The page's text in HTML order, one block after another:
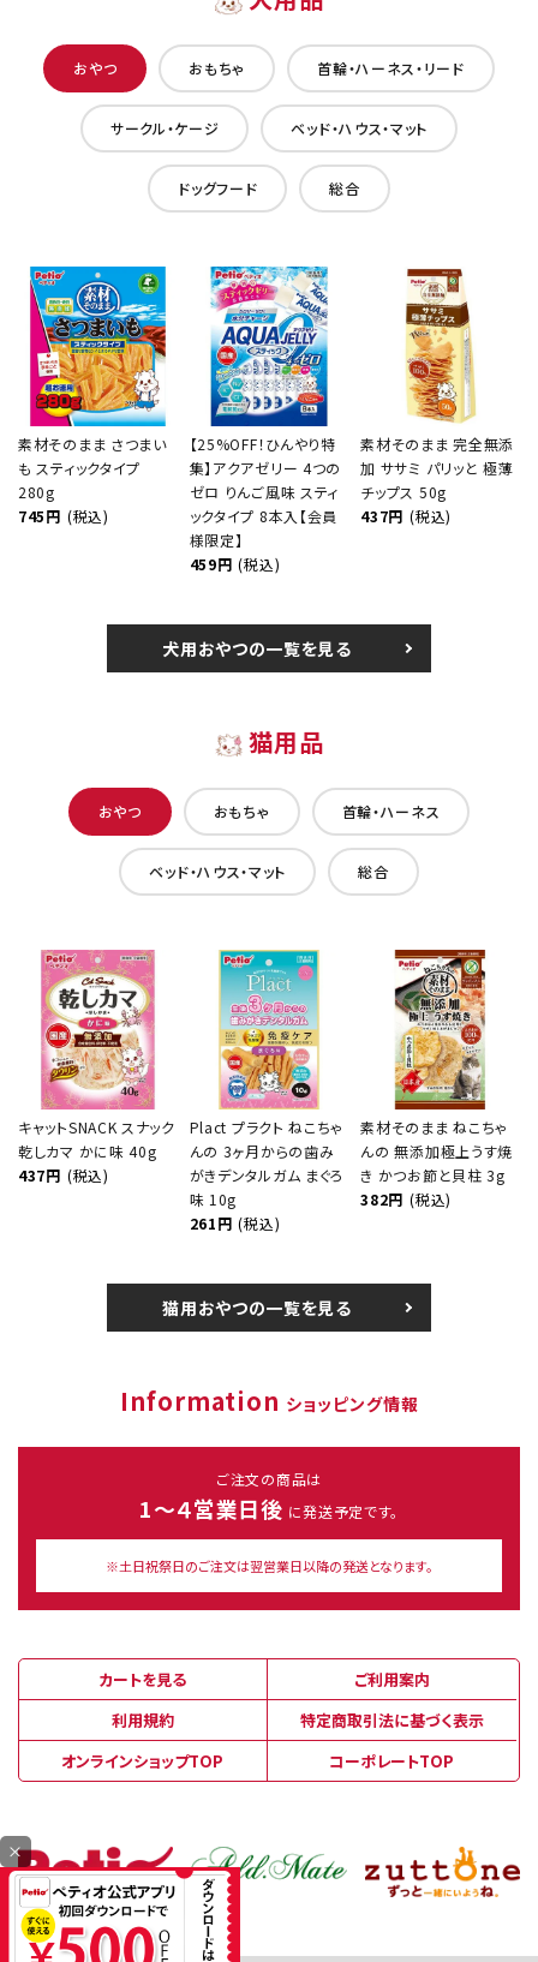
おやつ おもちゃ 首輪・ハーネス・リード
サークル・ケージ ベッド・ハウス・マット
ドッグフード 総合
素材そのまま さつまい
も スティックタイプ
280g
745円 (税込)
【25%OFF！ひんやり特
集】アクアゼリー 4つの
ゼロ りんご風味 スティ
ックタイプ 8本入【会員
様限定】
459円 (税込)
素材そのまま 完全無添
加 ササミ パリッと 極薄
チップス 50g
437円 (税込)
犬用おやつの一覧を見る
猫用品
おやつ おもちゃ 首輪・ハーネス
ベッド・ハウス・マット 総合
キャットSNACK スナック
乾しカマ かに味 40g
437円 (税込)
Plact プラクト ねこちゃ
んの 3ヶ月からの歯み
がきデンタルガム まぐろ
味 10g
261円 (税込)
素材そのまま ねこちゃ
んの 無添加極上うす焼
き かつお節と貝柱 3g
382円 (税込)
猫用おやつの一覧を見る
Information ショッピング情報
ご注文の商品は
1～４営業日後 に発送予定です。
※土日祝祭日のご注文は翌営業日以降の発送となります。
カートを見る
ご利用案内
利用規約
特定商取引法に基づく表示
オンラインショップTOP
コーポレートTOP
×